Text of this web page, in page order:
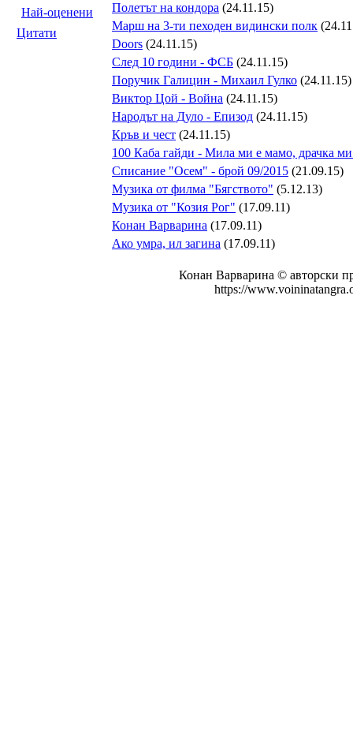
Най-оценени
Цитати
Полетът на кондора (24.11.15)
Марш на 3-ти пеходен видински полк
Doors (24.11.15)
След 10 години - ФСБ (24.11.15)
Поручик Галицин - Михаил Гулко (24.11.15)
Виктор Цой - Война (24.11.15)
Народът на Дуло - Епизод (24.11.15)
Кръв и чест (24.11.15)
100 Каба гайди - Мила ми е мамо, драчка
Списание "Осем" - брой 09/2015 (21.09.15)
Музика от филма "Бягството" (5.12.13)
Музика от "Козия Рог" (17.09.11)
Конан Варварина (17.09.11)
Aко умра, ил загина (17.09.11)
Конан Варварина © авторски
https://